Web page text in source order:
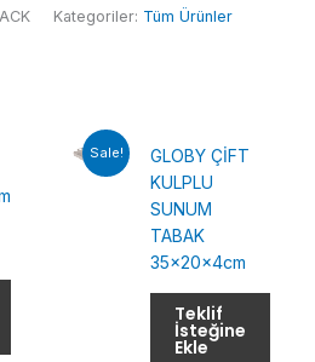
Kategoriler: Tüm Ürünler
Sale!
GLOBY ÇİFT
KULPLU
SUNUM
TABAK
35x20x4cm
Teklif
İsteğine
Ekle